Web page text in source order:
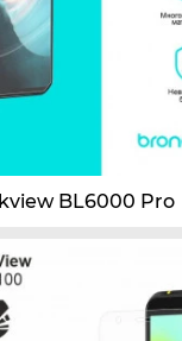
BL6000 Pro